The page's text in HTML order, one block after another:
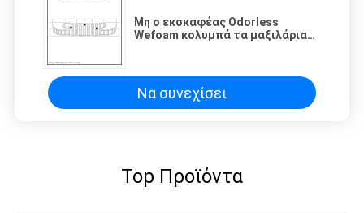
Μη ο εκσκαφέας Odorless
Wefoam κολυμπά τα μαξιλάρια
Να συνεχίσει
Top Προϊόντα